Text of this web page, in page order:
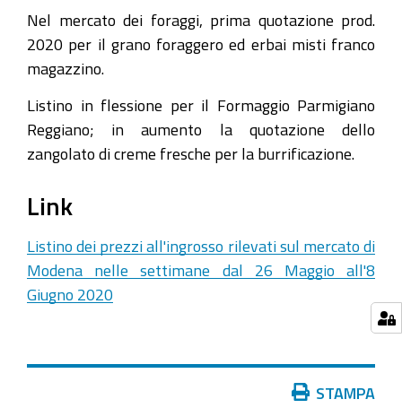
Nel mercato dei foraggi, prima quotazione prod.
2020 per il grano foraggero ed erbai misti franco
magazzino.
Listino in flessione per il Formaggio Parmigiano
Reggiano; in aumento la quotazione dello
zangolato di creme fresche per la burrificazione.
Link
Listino dei prezzi all'ingrosso rilevati sul mercato di
Modena nelle settimane dal 26 Maggio all'8
Giugno 2020
STAMPA